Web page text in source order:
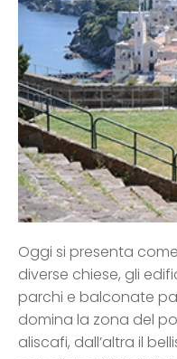
Oggi si presenta
diverse chiese, gli
parchi e balconate
domina la zona del
aliscafi, dall’altra il